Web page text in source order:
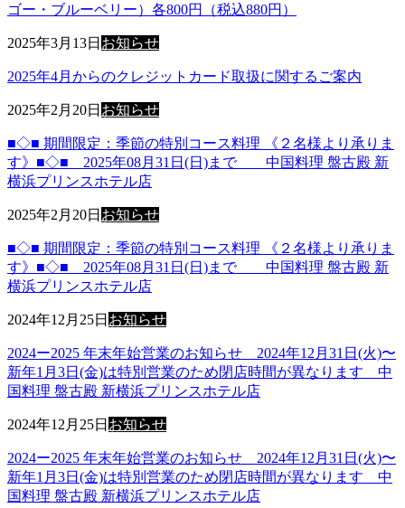
ゴー・ブルーベリー）各800円（税込880円）
2025年3月13日 お知らせ
2025年4月からのクレジットカード取扱に関するご案内
2025年2月20日 お知らせ
■◇■ 期間限定：季節の特別コース料理 《２名様より承りま
す》■◇■ 2025年08月31日(日)まで 中国料理 盤古殿 新
横浜プリンスホテル店
2025年2月20日 お知らせ
■◇■ 期間限定：季節の特別コース料理 《２名様より承りま
す》■◇■ 2025年08月31日(日)まで 中国料理 盤古殿 新
横浜プリンスホテル店
2024年12月25日 お知らせ
2024ー2025 年末年始営業のお知らせ 2024年12月31日(火)〜
新年1月3日(金)は特別営業のため閉店時間が異なります 中
国料理 盤古殿 新横浜プリンスホテル店
2024年12月25日 お知らせ
2024ー2025 年末年始営業のお知らせ 2024年12月31日(火)〜
新年1月3日(金)は特別営業のため閉店時間が異なります 中
国料理 盤古殿 新横浜プリンスホテル店